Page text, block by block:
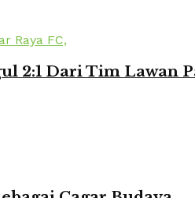
2:1 Dari Tim Lawan